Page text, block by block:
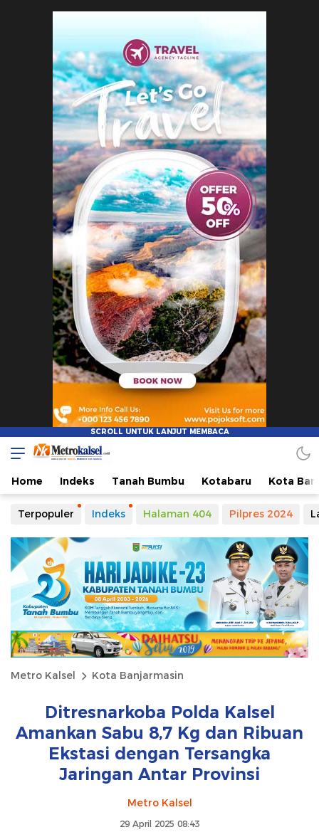
Home Indeks Tanah Bumbu Kotabaru Kota
Terpopuler Indeks Halaman 404 Pilpres 2024
Metro Kalsel Kota Banjarmasin
Ditresnarkoba Polda Kalsel
Amankan Sabu 8,7 Kg dan Ribuan
Ekstasi dengan Tersangka
Jaringan Antar Provinsi
Metro Kalsel
29 April 2025 08:43